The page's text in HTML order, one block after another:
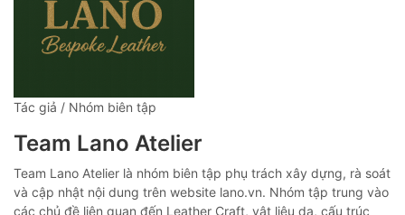
Tác giả / Nhóm biên tập
Team Lano Atelier
Team Lano Atelier là nhóm biên tập phụ trách xây dựng, rà soát
và cập nhật nội dung trên website lano.vn. Nhóm tập trung vào
các chủ đề liên quan đến Leather Craft, vật liệu da, cấu trúc